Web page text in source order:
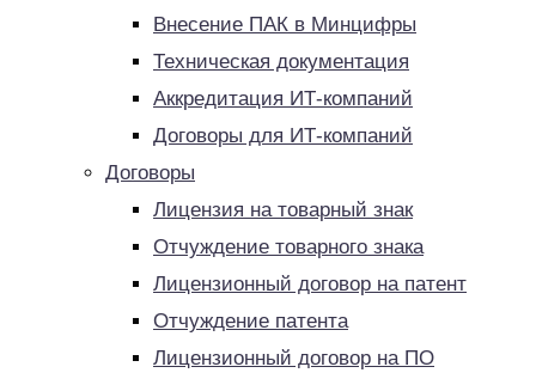
Внесение ПАК в Минцифры
Техническая документация
Аккредитация ИТ-компаний
Договоры для ИТ-компаний
Договоры
Лицензия на товарный знак
Отчуждение товарного знака
Лицензионный договор на патент
Отчуждение патента
Лицензионный договор на ПО